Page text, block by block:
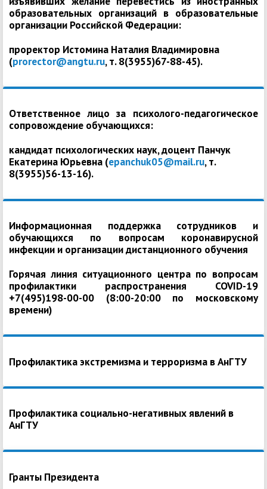
образовательных организаций в образовательные
организации Российской Федерации:
проректор Истомина Наталия Владимировна
(prorector@angtu.ru, т. 8(3955)67-88-45).
Ответственное лицо за психолого-педагогическое
сопровождение обучающихся:
кандидат психологических наук, доцент Панчук
Екатерина Юрьевна (epanchuk05@mail.ru, т.
8(3955)56-13-16).
Информационная поддержка сотрудников и
обучающихся по вопросам коронавирусной
инфекции и организации дистанционного обучения
Горячая линия ситуационного центра по вопросам
профилактики распространения COVID-19
+7(495)198-00-00 (8:00-20:00 по московскому
времени)
Профилактика экстремизма и терроризма в АнГТУ
Профилактика социально-негативных явлений в
АнГТУ
Гранты Президента